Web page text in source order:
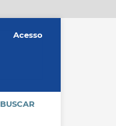
BUSCAR
Acesso